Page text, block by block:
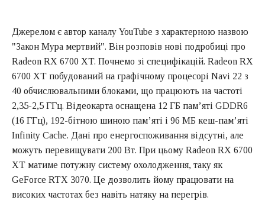
Джерелом є автор каналу YouTube з характерною назвою
"Закон Мура мертвий". Він розповів нові подробиці про
Radeon RX 6700 XT. Почнемо зі специфікацій. Radeon RX
6700 XT побудований на графічному процесорі Navi 22 з
40 обчислювальними блоками, що працюють на частоті
2,35-2,5 ГГц. Відеокарта оснащена 12 ГБ пам’яті GDDR6
(16 ГГц), 192-бітною шиною пам’яті і 96 МБ кеш-пам’яті
Infinity Cache. Дані про енергоспоживання відсутні, але
можуть перевищувати 200 Вт. При цьому Radeon RX 6700
XT матиме потужну систему охолодження, таку як
GeForce RTX 3070. Це дозволить йому працювати на
високих частотах без навіть натяку на перегрів.